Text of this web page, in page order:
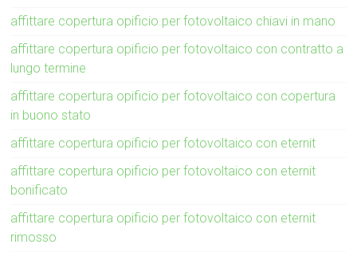
affittare copertura opificio per fotovoltaico chiavi in mano
affittare copertura opificio per fotovoltaico con contratto a
lungo termine
affittare copertura opificio per fotovoltaico con copertura
in buono stato
affittare copertura opificio per fotovoltaico con eternit
affittare copertura opificio per fotovoltaico con eternit
bonificato
affittare copertura opificio per fotovoltaico con eternit
rimosso